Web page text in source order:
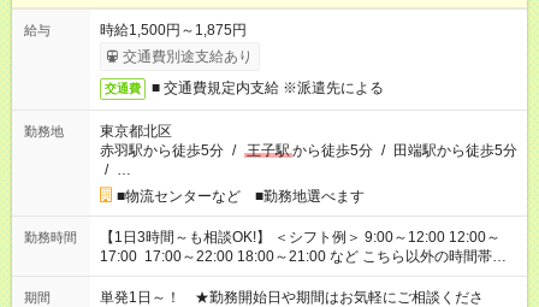
給与
時給1,500円～1,875円
交通費別途支給あり
交通費 ■ 交通費規定内支給 ※派遣先による
勤務地
東京都北区
赤羽駅から徒歩5分 / 王子駅から徒歩5分 / 田端駅から徒歩5分
/ …
■物流センターなど ■勤務地選べます
勤務時間
【1日3時間～も相談OK!】 ＜シフト例＞ 9:00～12:00 12:00～
17:00 17:00～22:00 18:00～21:00 など こちら以外の時間帯も
お気軽にご相談ください！
期間
単発1日～！ ★勤務開始日や期間はお気軽にご相談くださ